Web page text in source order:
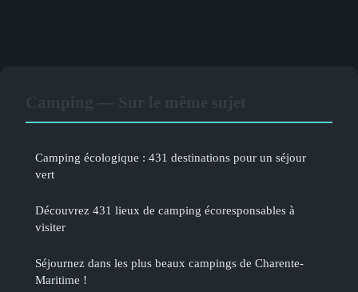
Camping écologique : 431 destinations pour un séjour
vert
Découvrez 431 lieux de camping écoresponsables à
visiter
Séjournez dans les plus beaux campings de Charente-
Maritime !